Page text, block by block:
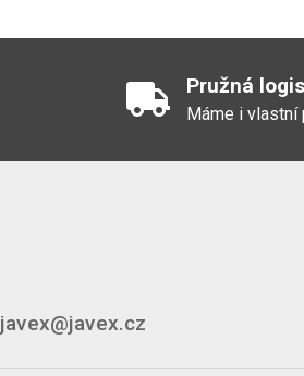
Pružná
Máme i vlastní
javex@javex.cz